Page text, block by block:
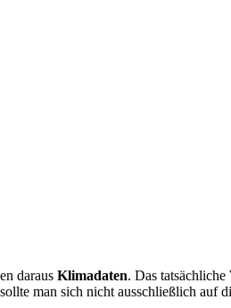
daraus Klimadaten. Das
man sich nicht ausschließlich auf